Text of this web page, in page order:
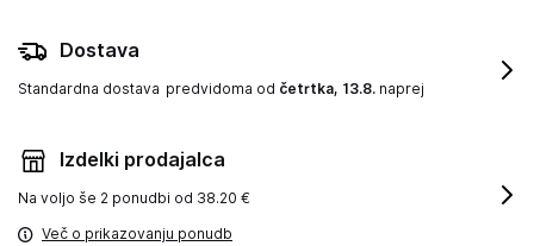
Dostava
Standardna dostava predvidoma od četrtka, 13.8. naprej
Izdelki prodajalca
Na voljo še 2 ponudbi od 38.20 €
Več o prikazovanju ponudb